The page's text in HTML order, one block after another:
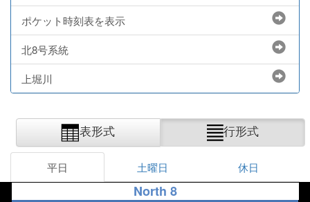
ポケット時刻表を表示
北8号系統
上堀川
表形式 行形式
平日 土曜日 休日
North 8